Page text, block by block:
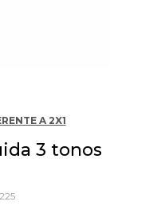
A 2X1
3 tonos